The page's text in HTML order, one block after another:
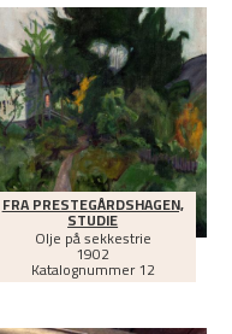
FRA PRESTEGÅRDSHAGEN,
STUDIE
Olje på sekkestrie
1902
Katalognummer 12